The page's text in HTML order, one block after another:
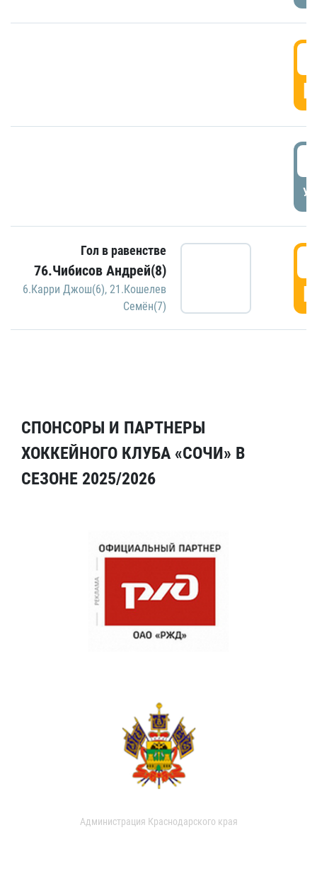
Гол в равенстве
76.Чибисов Андрей(8)
6.Карри Джош(6), 21.Кошелев
Семён(7)
СПОНСОРЫ И ПАРТНЕРЫ
ХОККЕЙНОГО КЛУБА «СОЧИ» В
СЕЗОНЕ 2025/2026
Администрация Краснодарского края